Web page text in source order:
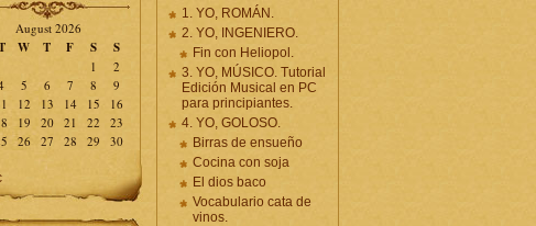
August 2026
W T F S S
1
2
5 6 7 8
9
12 13 14 15
16
19 20 21 22
23
26 27 28 29
30
1. YO, ROMÁN.
2. YO, INGENIERO.
Fin con Heliopol.
3. YO, MÚSICO. Tutorial
Edición Musical en PC
para principiantes.
4. YO, GOLOSO.
Birras de ensueño
Cocina con soja
El dios baco
Vocabulario cata de
vinos.